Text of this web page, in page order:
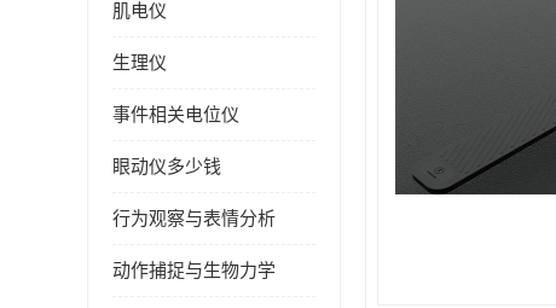
肌电仪
生理仪
事件相关电位仪
眼动仪多少钱
行为观察与表情分析
动作捕捉与生物力学